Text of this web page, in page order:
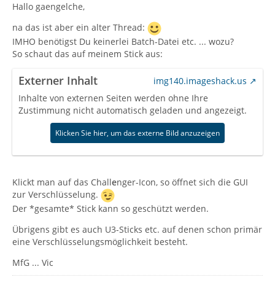
Hallo gaengelche,
na das ist aber ein alter Thread:
IMHO benötigst Du keinerlei Batch-Datei etc. ... wozu?
So schaut das auf meinem Stick aus:
Externer Inhalt
img140.imageshack.us
Inhalte von externen Seiten werden ohne Ihre
Zustimmung nicht automatisch geladen und angezeigt.
Klicken Sie hier, um das externe Bild anzuzeigen
Klickt man auf das Challenger-Icon, so öffnet sich die GUI
zur Verschlüsselung.
Der *gesamte* Stick kann so geschützt werden.
Übrigens gibt es auch U3-Sticks etc. auf denen schon primär
eine Verschlüsselungsmöglichkeit besteht.
MfG ... Vic